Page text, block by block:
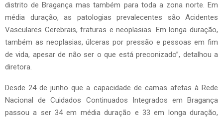
distrito de Bragança mas também para toda a zona norte. Em
média duração, as patologias prevalecentes são Acidentes
Vasculares Cerebrais, fraturas e neoplasias. Em longa duração,
também as neoplasias, úlceras por pressão e pessoas em fim
de vida, apesar de não ser o que está preconizado”, detalhou a
diretora.
Desde 24 de junho que a capacidade de camas afetas à Rede
Nacional de Cuidados Continuados Integrados em Bragança
passou a ser 34 em média duração e 33 em longa duração,